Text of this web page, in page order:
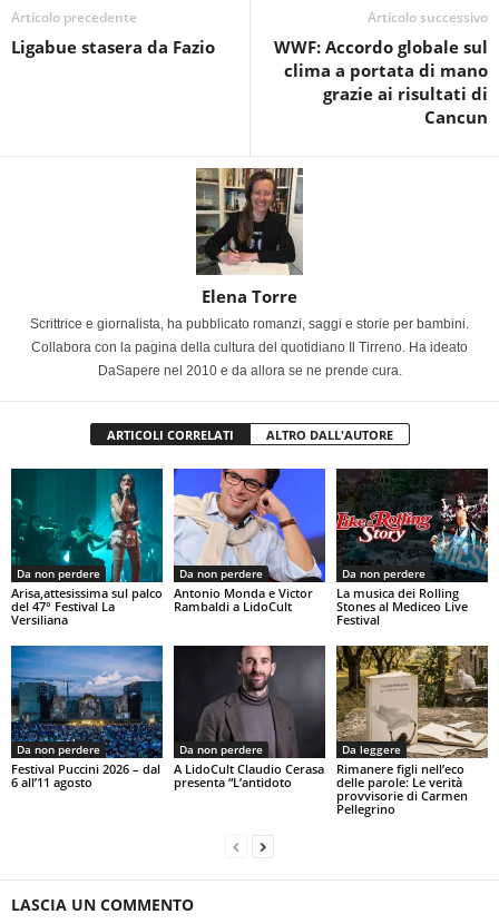
Articolo precedente
Ligabue stasera da Fazio
Articolo successivo
WWF: Accordo globale sul
clima a portata di mano
grazie ai risultati di
Cancun
Elena Torre
Scrittrice e giornalista, ha pubblicato romanzi, saggi e storie per bambini.
Collabora con la pagina della cultura del quotidiano Il Tirreno. Ha ideato
DaSapere nel 2010 e da allora se ne prende cura.
ARTICOLI CORRELATI ALTRO DALL'AUTORE
Da non perdere
Arisa,attesissima sul palco
del 47° Festival La
Versiliana
Da non perdere
Antonio Monda e Victor
Rambaldi a LidoCult
Da non perdere
La musica dei Rolling
Stones al Mediceo Live
Festival
Da non perdere
Festival Puccini 2026 – dal
6 all’11 agosto
Da non perdere
A LidoCult Claudio Cerasa
presenta “L’antidoto
Da leggere
Rimanere figli nell’eco
delle parole: Le verità
provvisorie di Carmen
Pellegrino
LASCIA UN COMMENTO